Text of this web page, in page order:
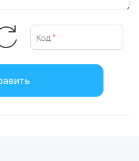
Код *